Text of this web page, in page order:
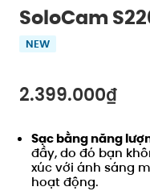
SoloCam
NEW
2.399.000₫
Tắt
Sạc bằng năng
đầy, do đó bạn
xúc với ánh sáng
hoạt động.